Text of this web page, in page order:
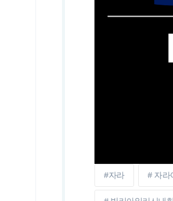
#자라 # 자라